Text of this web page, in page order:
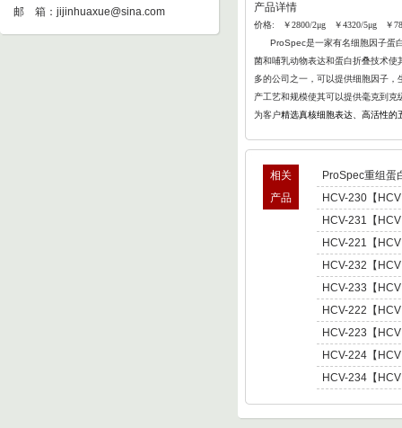
邮 箱： jijinhuaxue@sina.com 产品详情
价格: ￥2800/2μg ￥4320/5μg ￥
ProSpec是一家有名细胞因子蛋
菌和哺乳动物表达和蛋白折叠技术使
多的公司之一，可以提供细胞因子
产工艺和规模使其可以提供毫克到
为客户精选真核细胞表达、高活性的
相关
产品
ProSpec重组蛋
HCV-230【
型肝炎病毒
Hepatitis C
HCV-231【
型肝炎病毒
Hepatitis C
HCV-221【
肝炎病毒NS5,
C Virus NS5
HCV-232【
型肝炎病毒
Hepatitis C
HCV-233【
型肝炎病毒
Hepatitis C
HCV-222【
肝炎病毒NS5,
C Virus NS5
HCV-223【
肝炎病毒NS5,
C Virus NS5
HCV-224【
肝炎病毒NS5,
HCV-234【
Hepatitis C Virus